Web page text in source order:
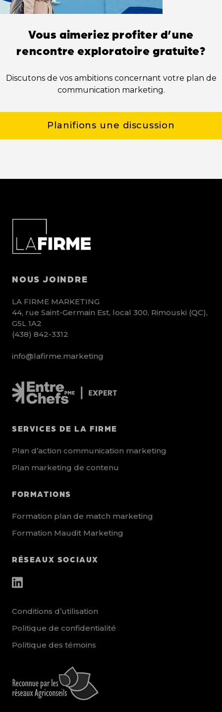
Vous aimeriez profiter d’une
rencontre exploratoire gratuite?
Discutons de vos ambitions concernant votre plan de
communication marketing.
Planifions une discussion
NOUS JOINDRE
LA FIRME MARKETING
44, rue Saint-Germain Est, local 300, Rimouski (QC),
G5L 1A2
(438) 842-3312
info@lafirme.marketing
SERVICES DE LA FIRME
Plan d’action communication marketing
Plan marketing de contenu
FORMATIONS
Formation plan de match marketing
Formation Maudit Marketing
RÉSEAUX SOCIAUX
other_social_urls
Conditions d’utilisation
Politique de confidentialité
Politique des témoins